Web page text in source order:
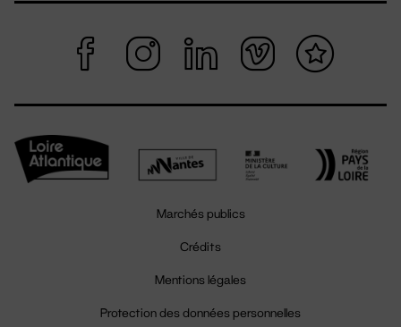
Marchés publics
Crédits
Mentions légales
Protection des données personnelles